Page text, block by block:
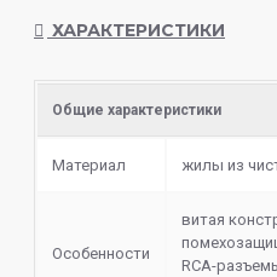
разъемы.
ХАРАКТЕРИСТИКИ
Общие характеристики
Материал жилы из
Особенности
витая
RCA-